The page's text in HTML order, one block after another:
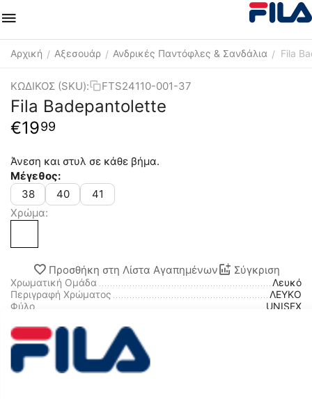
Αρχική / Αξεσουάρ / Ανδρικές Παντόφλες & Σανδάλια / Fila
ΚΩΔΙΚΟΣ (SKU): FTS24110-001-37
Fila Badepantolette
€1999
Άνεση και στυλ σε κάθε βήμα.
Μέγεθος:
38
40
41
Χρώμα:
Προσθήκη στη Λίστα Αγαπημένων Σύγκριση
Χρωματική Ομάδα
Λευκό
Περιγραφή Χρώματος
ΛΕΥΚΟ
Φύλο
UNISEX
Περιγραφή
Άνεση και στυλ σε κάθε βήμα.